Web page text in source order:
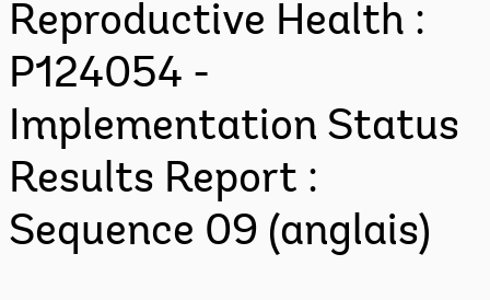
Reproductive Health :
P124054 -
Implementation Status
Results Report :
Sequence 09 (anglais)